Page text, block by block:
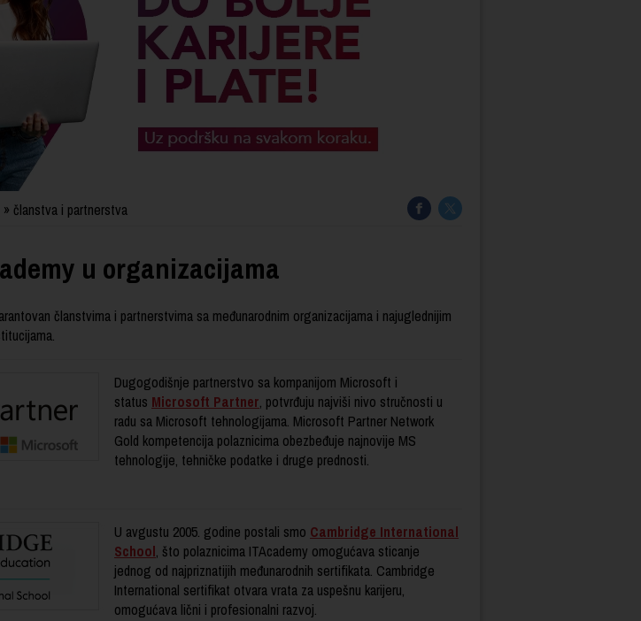
» članstva i partnerstva
u organizacijama
članstvima i partnerstvima sa međunarodnim organizacijama i najuglednijim
Dugogodišnje partnerstvo sa kompanijom Microsoft i
status Microsoft Partner, potvrđuju najviši nivo stručnosti u
radu sa Microsoft tehnologijama. Microsoft Partner Network
Gold kompetencija polaznicima obezbeđuje najnovije MS
tehnologije, tehničke podatke i druge prednosti.
U avgustu 2005. godine postali smo Cambridge International
School, što polaznicima ITAcademy omogućava sticanje
jednog od najpriznatijih međunarodnih sertifikata. Cambridge
International sertifikat otvara vrata za uspešnu karijeru,
omogućava lični i profesionalni razvoj.